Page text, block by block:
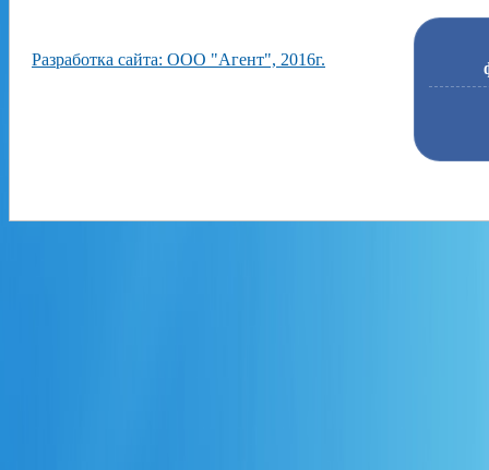
Разработка сайта: ООО "Агент", 2016г.